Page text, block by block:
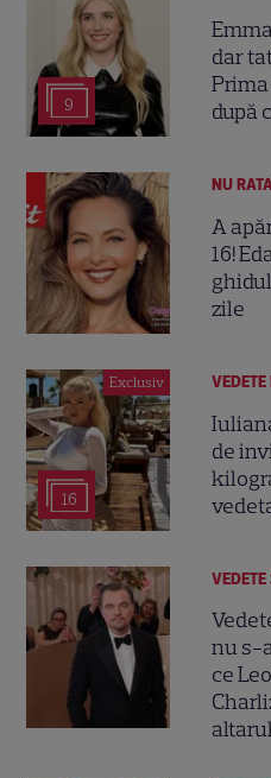
9
dar
după
NU
A
16!
zile
Exclusiv
16
de
nu s-
ce
altarul